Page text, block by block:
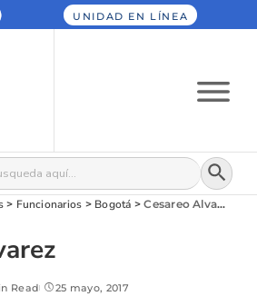
UNIDAD EN LÍNEA
Botón
> Funcionarios > Bogotá >Cesareo Alvarez
Read 25 mayo, 2017